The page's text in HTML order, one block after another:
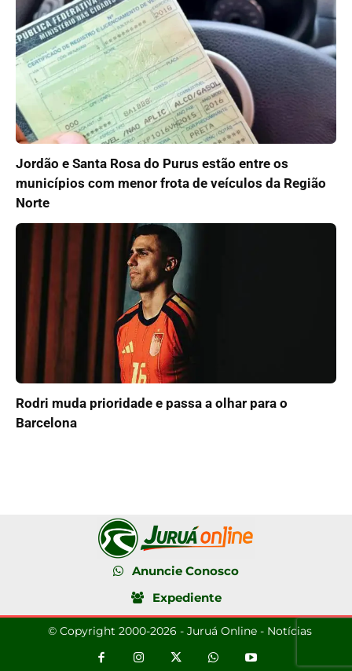
Jordão e Santa Rosa do Purus estão entre os
municípios com menor frota de veículos da Região
Norte
Rodri muda prioridade e passa a olhar para o
Barcelona
Anuncie Conosco
Expediente
© Copyright 2000-2026 - Juruá Online - Notícias